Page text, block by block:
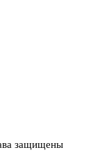
защищены